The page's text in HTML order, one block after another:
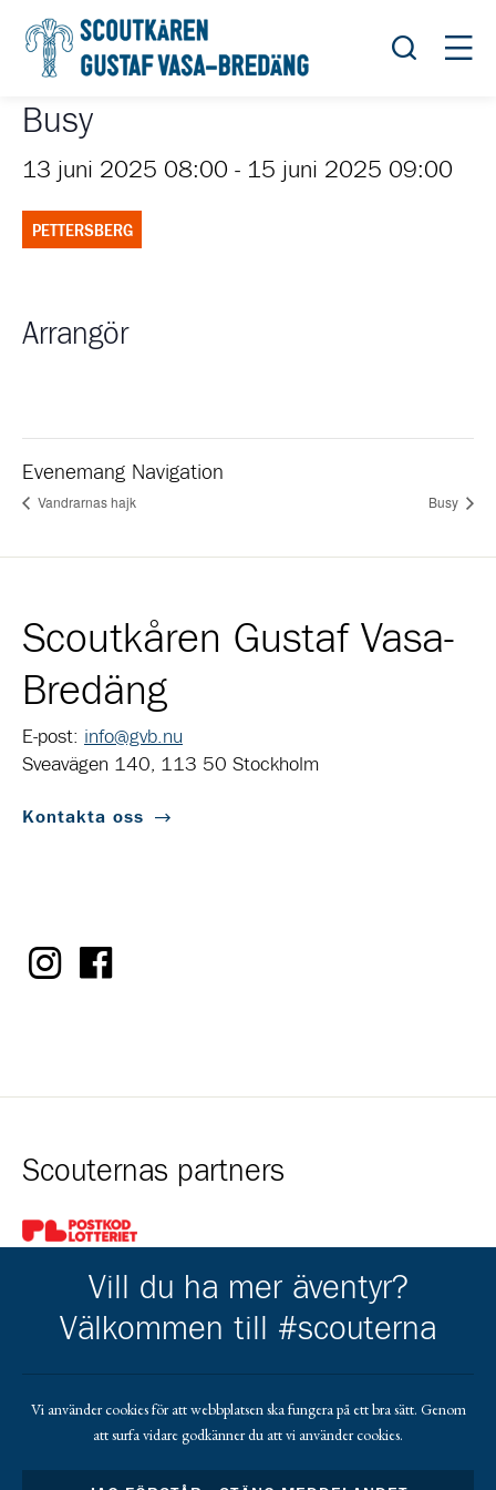
Öppna
Busy
13 juni 2025 08:00 - 15 juni 2025 09:00
PETTERSBERG
Arrangör
Evenemang Navigation
Vandrarnas hajk Busy
Scoutkåren Gustaf Vasa-
Bredäng
E-post: info@gvb.nu
Sveavägen 140, 113 50 Stockholm
Kontakta oss
Scouternas partners
Gå till pl_50
Kårens partners
Gå till https://gvb.nu/
Vill du ha mer äventyr?
Välkommen till #scouterna
Vi använder cookies för att webbplatsen ska fungera på ett bra sätt. Genom
att surfa vidare godkänner du att vi använder cookies.